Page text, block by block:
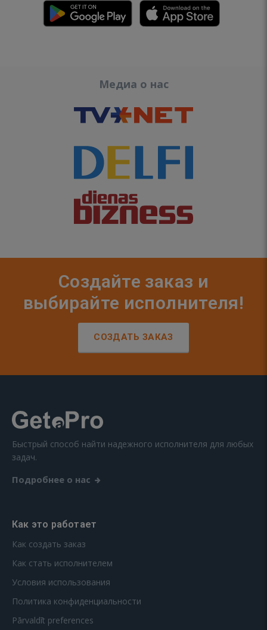
Медиа о нас
Создайте заказ и
выбирайте исполнителя!
СОЗДАТЬ ЗАКАЗ
Быстрый способ найти надежного исполнителя для любых
задач.
Подробнее о нас
Как это работает
Как создать заказ
Как стать исполнителем
Условия использования
Политика конфиденциальности
Pārvaldīt preferences